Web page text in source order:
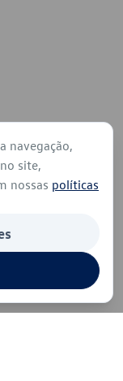
navegação,
site,
nossas políticas